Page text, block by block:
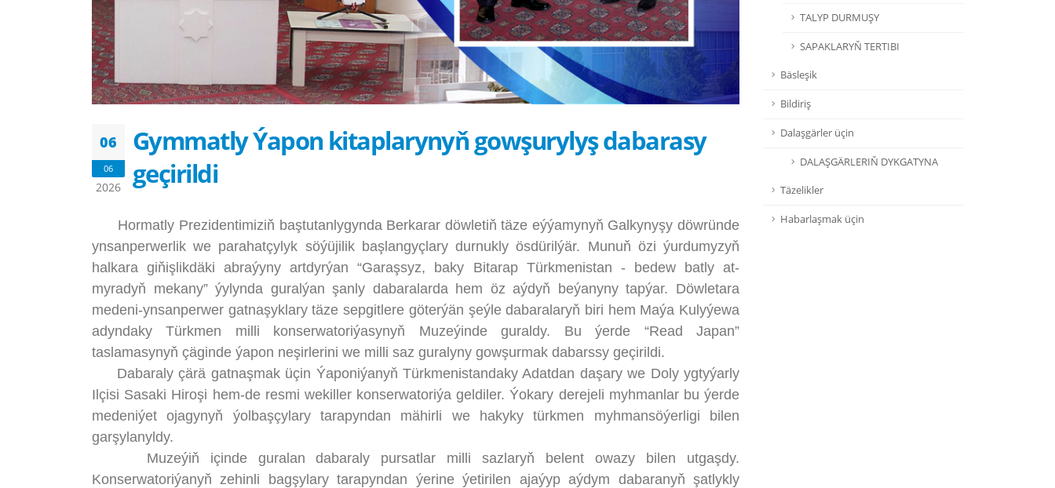
06
06
2026
Gymmatly Ýapon kitaplarynyň gowşurylyş dabarasy
geçirildi
Hormatly Prezidentimiziň baştutanlygynda Berkarar döwletiň täze eýýamynyň Galkynyşy döwründe
ynsanperwerlik we parahatçylyk söýüjilik başlangyçlary durnukly ösdürilýär. Munuň özi ýurdumyzyň
halkara giňişlikdäki abraýyny artdyrýan “Garaşsyz, baky Bitarap Türkmenistan - bedew batly at-
myradyň mekany” ýylynda guralýan şanly dabaralarda hem öz aýdyň beýanyny tapýar. Döwletara
medeni-ynsanperwer gatnaşyklary täze sepgitlere göterýän şeýle dabaralaryň biri hem Maýa Kulyýewa
adyndaky Türkmen milli konserwatoriýasynyň Muzeýinde guraldy. Bu ýerde “Read Japan”
taslamasynyň çäginde ýapon neşirlerini we milli saz guralyny gowşurmak dabarssy geçirildi.
Dabaraly çärä gatnaşmak üçin Ýaponiýanyň Türkmenistandaky Adatdan daşary we Doly ygtyýarly
Ilçisi Sasaki Hiroşi hem-de resmi wekiller konserwatoriýa geldiler. Ýokary derejeli myhmanlar bu ýerde
medeniýet ojagynyň ýolbaşçylary tarapyndan mähirli we hakyky türkmen myhmansöýerligi bilen
garşylanyldy.
Muzeýiň içinde guralan dabaraly pursatlar milli sazlaryň belent owazy bilen utgaşdy.
Konserwatoriýanyň zehinli bagşylary tarapyndan ýerine ýetirilen ajaýyp aýdym dabaranyň şatlykly
TALYP DURMUŞY
SAPAKLARYŇ TERTIBI
Bäsleşik
Bildiriş
Dalaşgärler üçin
DALAŞGÄRLERIŇ DYKGATYNA
Täzelikler
Habarlaşmak üçin